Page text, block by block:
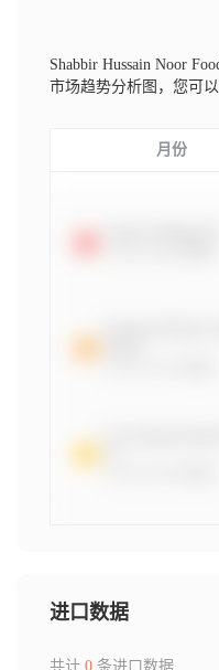
Shabbir Hussain Noor
市场趋势分析图，您可
月份
进口数据
共计 0条进口数据